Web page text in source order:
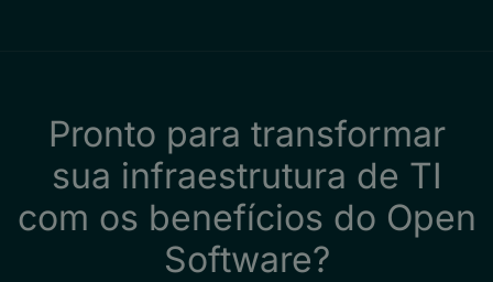
Pronto para transformar
sua infraestrutura de TI
com os benefícios do Open
Software?